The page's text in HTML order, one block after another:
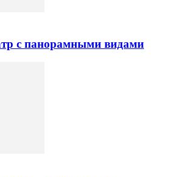
с панорамными видами